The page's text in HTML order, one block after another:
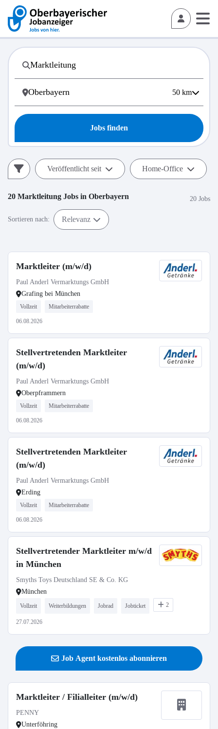
50 km
Jobs finden
Veröffentlicht seit Home-Office
20 Marktleitung Jobs in Oberbayern 20 Jobs
Sortieren nach: Relevanz
Marktleiter (m/w/d)
Paul Anderl Vermarktungs GmbH
Grafing bei München
Vollzeit Mitarbeiterrabatte
06.08.2026
Stellvertretenden Marktleiter
(m/w/d)
Paul Anderl Vermarktungs GmbH
Oberpframmern
Vollzeit Mitarbeiterrabatte
06.08.2026
Stellvertretenden Marktleiter
(m/w/d)
Paul Anderl Vermarktungs GmbH
Erding
Vollzeit Mitarbeiterrabatte
06.08.2026
Stellvertretender Marktleiter m/w/d
in München
Smyths Toys Deutschland SE & Co. KG
München
Vollzeit Weiterbildungen Jobrad Jobticket 2
27.07.2026
Job Agent kostenlos abonnieren
Marktleiter / Filialleiter (m/w/d)
PENNY
Unterföhring